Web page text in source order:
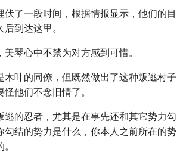
伏了一段时间，根据情报显示，他们的目
到达这里。
琴心中不禁为对方感到可惜。
木叶的同僚，但既然做出了这种叛逃村子
他们不念旧情了。
逃的忍者，尤其是在事先还和其它势力勾
勾结的势力是什么，你本人之前所在的势